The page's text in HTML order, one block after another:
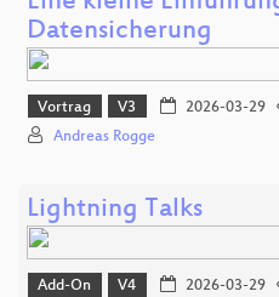
Datensicherung
Vortrag V3 2026-03-29
Andreas Rogge
Lightning Talks
Add-On V4 2026-03-29